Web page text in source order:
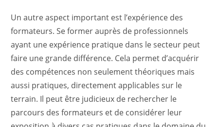
Un autre aspect important est l’expérience des
formateurs. Se former auprès de professionnels
ayant une expérience pratique dans le secteur peut
faire une grande différence. Cela permet d’acquérir
des compétences non seulement théoriques mais
aussi pratiques, directement applicables sur le
terrain. Il peut être judicieux de rechercher le
parcours des formateurs et de considérer leur